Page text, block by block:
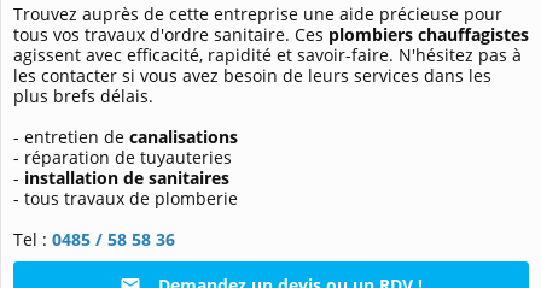
Trouvez auprès de cette entreprise une aide précieuse pour
tous vos travaux d'ordre sanitaire. Ces plombiers chauffagistes
agissent avec efficacité, rapidité et savoir-faire. N'hésitez pas à
les contacter si vous avez besoin de leurs services dans les
plus brefs délais.
- entretien de canalisations
- réparation de tuyauteries
- installation de sanitaires
- tous travaux de plomberie
Tel : 0485 / 58 58 36